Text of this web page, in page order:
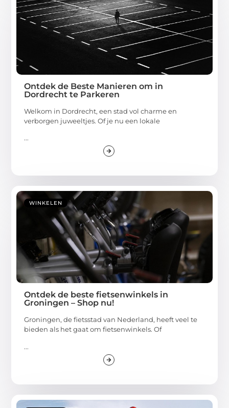
Ontdek de Beste Manieren om in
Dordrecht te Parkeren
Welkom in Dordrecht, een stad vol charme en
verborgen juweeltjes. Of je nu een lokale
...
WINKELEN
Ontdek de beste fietsenwinkels in
Groningen – Shop nu!
Groningen, de fietsstad van Nederland, heeft veel te
bieden als het gaat om fietsenwinkels. Of
...